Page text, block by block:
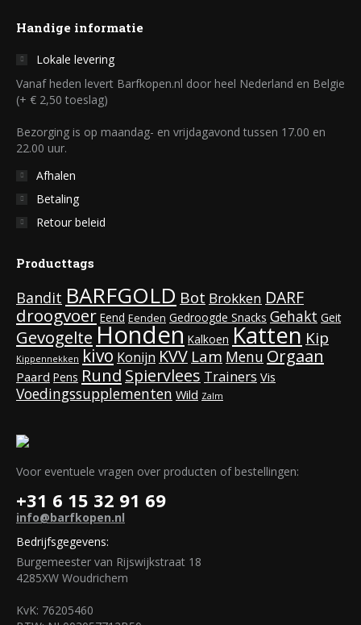
Handige informatie
Lokale levering
Vanaf heden levert Barfkopen.nl door heel Nederland en Belgie
(+ € 2,50 toeslag)
Bezorging is op maandag- en vrijdagavond tussen 17.00 en
22.00 uur.
Afhalen
Betaling
Retour beleid
Producttags
Bandit BARFGOLD Bot Brokken DARF
droogvoer Eend Eenden Gedroogde Snacks Gehakt Geit
GevogelteHonden Kalkoen Katten Kip
Kippennekken kivo Konijn KVV Lam Menu Orgaan
Paard Pens Rund Spiervlees Trainers Vis
Voedingssupplementen Wild Zalm
Voor eventuele vragen over producten of bestellingen:
+31 6 15 32 91 69
info@barfkopen.nl
Bedrijfsgegevens:
Burgemeester van Rijswijkstraat 18
4285XW Woudrichem
KvK: 76205460